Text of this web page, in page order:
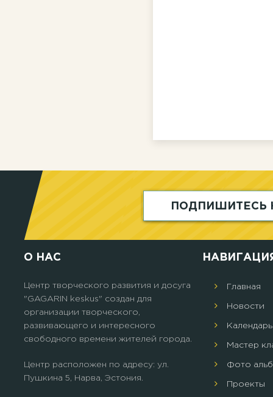
ПОДПИШИТЕСЬ
О НАС
Центр творческого развития и досуга
"GAGARIN keskus" создан для
организации творческого,
развивающего и интересного
свободного времени жителей города.
Центр расположен по адресу: ул.
Пушкина 5, Нарва, Эстония.
Главная
Новости
Календарь
Мастер
Фото
Проекты